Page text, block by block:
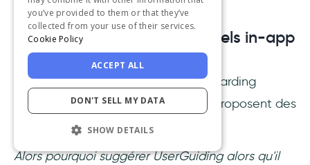
UserGuiding - Outil de tutoriels in-app
sans code
En ce qui concerne les outils d'onboarding
utilisateurs, la majorité d'entre eux proposent des
tutoriels in-app.
Alors pourquoi suggérer UserGuiding alors qu'il
you’ve provided to them or that they’ve
collected from your use of their services.
Cookie Policy
ACCEPT ALL
DON'T SELL MY DATA
SHOW DETAILS